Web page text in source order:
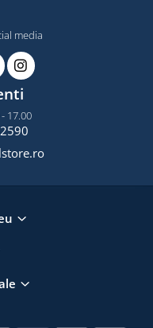
media
17.00